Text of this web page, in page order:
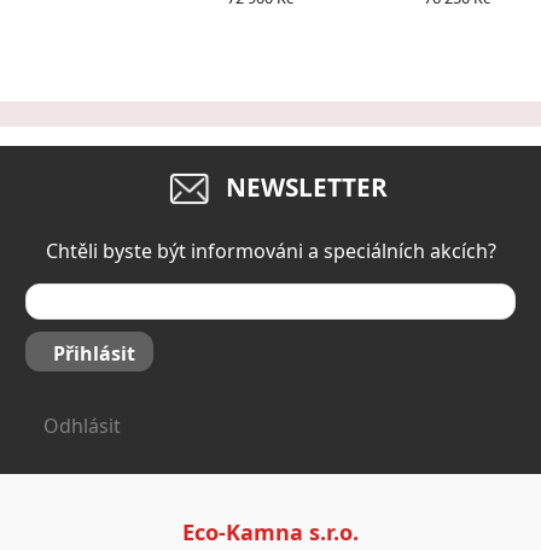
NEWSLETTER
Chtěli byste být informováni a speciálních akcích?
Přihlásit
Odhlásit
Eco-Kamna s.r.o.